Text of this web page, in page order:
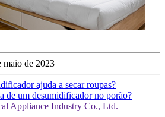
maio de 2023
ajuda a secar roupas?
de um desumidificador no porão?